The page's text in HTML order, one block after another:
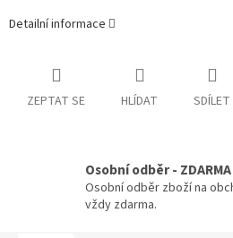
Detailní informace
ZEPTAT SE HLÍDAT SDÍLET
Osobní odběr - ZDARMA
Osobní odběr zboží na
vždy zdarma.